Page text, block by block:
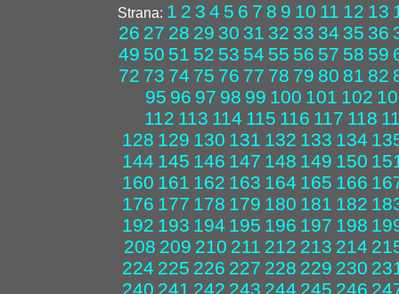
Strana: 1 2 3 4 5 6 7 8 9 10 11 12 13
26 27 28 29 30 31 32 33 34 35 36
49 50 51 52 53 54 55 56 57 58 59
72 73 74 75 76 77 78 79 80 81 82
95 96 97 98 99 100 101 102
112 113 114 115 116 117 118
128 129 130 131 132 133 134
144 145 146 147 148 149 150
160 161 162 163 164 165 166
176 177 178 179 180 181 182
192 193 194 195 196 197 198
208 209 210 211 212 213 214
224 225 226 227 228 229 230
240 241 242 243 244 245 246